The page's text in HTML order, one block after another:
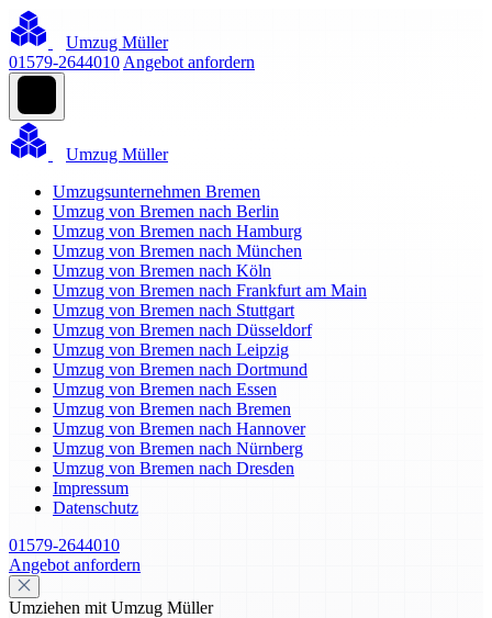
Umzug Müller
01579-2644010 Angebot anfordern
Umzug Müller
Umzugsunternehmen Bremen
Umzug von Bremen nach Berlin
Umzug von Bremen nach Hamburg
Umzug von Bremen nach München
Umzug von Bremen nach Köln
Umzug von Bremen nach Frankfurt am Main
Umzug von Bremen nach Stuttgart
Umzug von Bremen nach Düsseldorf
Umzug von Bremen nach Leipzig
Umzug von Bremen nach Dortmund
Umzug von Bremen nach Essen
Umzug von Bremen nach Bremen
Umzug von Bremen nach Hannover
Umzug von Bremen nach Nürnberg
Umzug von Bremen nach Dresden
Impressum
Datenschutz
01579-2644010
Angebot anfordern
Umziehen mit Umzug Müller